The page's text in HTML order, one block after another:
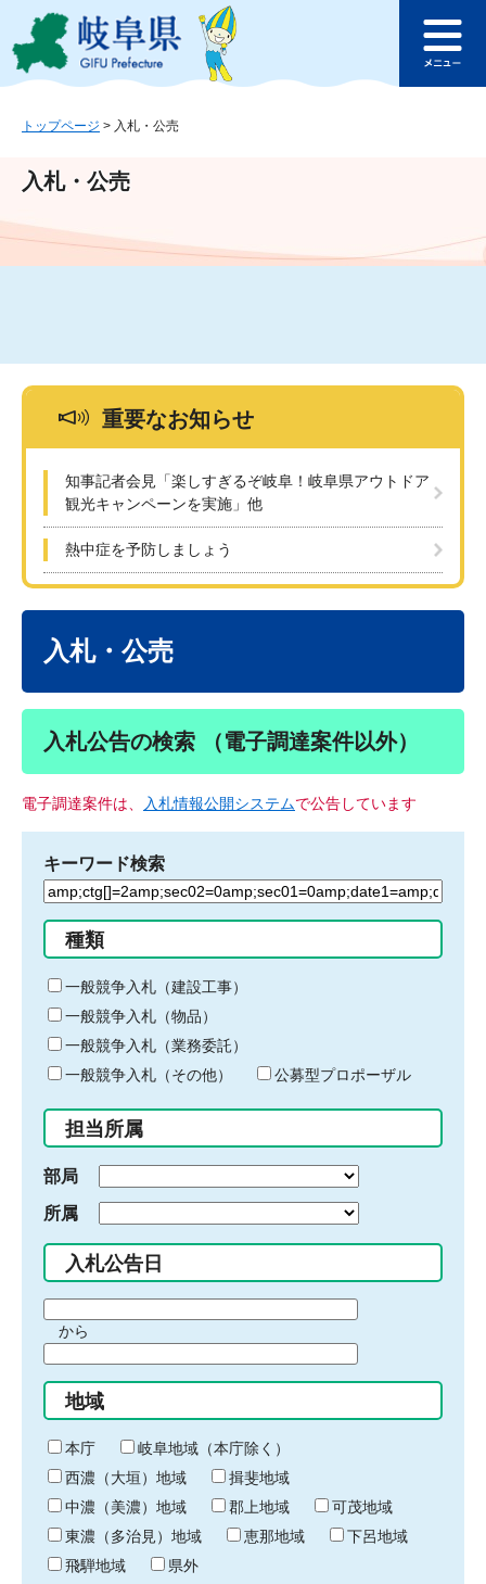
ジ
ュ
文
このページの本文へ
ュ
トップページ > 入札・公売
入札・公売
重要なお知らせ
知事記者会見「楽しすぎるぞ岐阜！岐阜県アウトドア
観光キャンペーンを実施」他
熱中症を予防しましょう
入札・公売
入札公告の検索 （電子調達案件以外）
電子調達案件は、 入札情報公開システムで公告しています
キーワード検索
検
る
キ
ー
ワ
ー
ド
入
力
種類
一般競争入札（建設工事）
一般競争入札（物品）
一般競争入札（業務委託）
一般競争入札（その他）
公募型プロポーザル
担当所属
部局
所属
入札公告日
間
始
り
から
間
終
わ
り
地域
本庁
岐阜地域（本庁除く）
西濃（大垣）地域
揖斐地域
中濃（美濃）地域
郡上地域
可茂地域
東濃（多治見）地域
恵那地域
下呂地域
飛騨地域
県外